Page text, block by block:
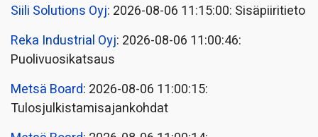
Siili Solutions Oyj: 2026-08-06 11:15:00: Sisäpiiritieto
Reka Industrial Oyj: 2026-08-06 11:00:46:
Puolivuosikatsaus
Metsä Board: 2026-08-06 11:00:15:
Tulosjulkistamisajankohdat